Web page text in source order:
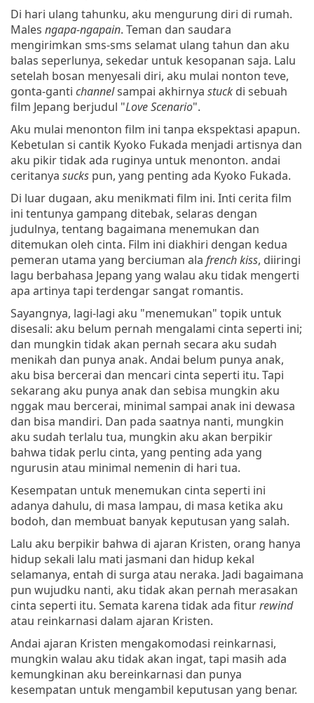
Di hari ulang tahunku, aku mengurung diri di rumah.
Males ngapa-ngapain. Teman dan saudara
mengirimkan sms-sms selamat ulang tahun dan aku
balas seperlunya, sekedar untuk kesopanan saja. Lalu
setelah bosan menyesali diri, aku mulai nonton teve,
gonta-ganti channelsampai akhirnya stuck di sebuah
film Jepang berjudul "Love Scenario".
Aku mulai menonton film ini tanpa ekspektasi apapun.
Kebetulan si cantik Kyoko Fukada menjadi artisnya dan
aku pikir tidak ada ruginya untuk menonton. andai
ceritanya sucks pun, yang penting ada Kyoko Fukada.
Di luar dugaan, aku menikmati film ini. Inti cerita film
ini tentunya gampang ditebak, selaras dengan
judulnya, tentang bagaimana menemukan dan
ditemukan oleh cinta. Film ini diakhiri dengan kedua
pemeran utama yang berciuman ala french kiss, diiringi
lagu berbahasa Jepang yang walau aku tidak mengerti
apa artinya tapi terdengar sangat romantis.
Sayangnya, lagi-lagi aku "menemukan" topik untuk
disesali: aku belum pernah mengalami cinta seperti ini;
dan mungkin tidak akan pernah secara aku sudah
menikah dan punya anak. Andai belum punya anak,
aku bisa bercerai dan mencari cinta seperti itu. Tapi
sekarang aku punya anak dan sebisa mungkin aku
nggak mau bercerai, minimal sampai anak ini dewasa
dan bisa mandiri. Dan pada saatnya nanti, mungkin
aku sudah terlalu tua, mungkin aku akan berpikir
bahwa tidak perlu cinta, yang penting ada yang
ngurusin atau minimal nemenin di hari tua.
Kesempatan untuk menemukan cinta seperti ini
adanya dahulu, di masa lampau, di masa ketika aku
bodoh, dan membuat banyak keputusan yang salah.
Lalu aku berpikir bahwa di ajaran Kristen, orang hanya
hidup sekali lalu mati jasmani dan hidup kekal
selamanya, entah di surga atau neraka. Jadi bagaimana
pun wujudku nanti, aku tidak akan pernah merasakan
cinta seperti itu. Semata karena tidak ada fiturrewind
atau reinkarnasi dalam ajaran Kristen.
Andai ajaran Kristen mengakomodasi reinkarnasi,
mungkin walau aku tidak akan ingat, tapi masih ada
kemungkinan aku bereinkarnasi dan punya
kesempatan untuk mengambil keputusan yang benar.